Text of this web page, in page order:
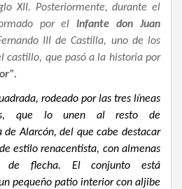
XII. Posteriormente, durante el
por elInfante don Juan
III de Castilla, uno de los
castillo, que pasó a la historia por
rodeado por las tres líneas
que lo unen al resto de
Alarcón, del que cabe destacar
estilo renacentista, con almenas
de flecha. El conjunto está
pequeño patio interior con aljibe